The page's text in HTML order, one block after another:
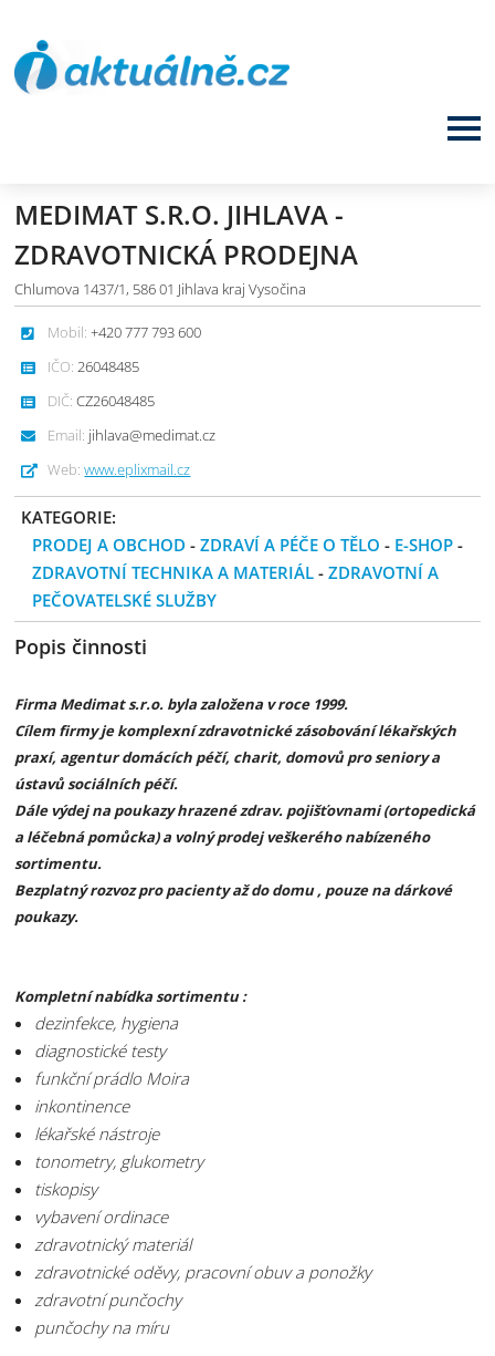
MEDIMAT S.R.O. JIHLAVA -
ZDRAVOTNICKÁ PRODEJNA
Chlumova 1437/1, 586 01 Jihlava kraj Vysočina
Mobil: +420 777 793 600
IČO: 26048485
DIČ: CZ26048485
Email: jihlava@medimat.cz
Web: www.eplixmail.cz
KATEGORIE:
PRODEJ A OBCHOD -ZDRAVÍ A PÉČE O TĚLO - E-SHOP -
ZDRAVOTNÍ TECHNIKA A MATERIÁL -ZDRAVOTNÍ A
PEČOVATELSKÉ SLUŽBY
Popis činnosti
Firma Medimat s.r.o. byla založena v roce 1999.
Cílem firmy je komplexní zdravotnické zásobování lékařských
praxí, agentur domácích péčí, charit, domovů pro seniory a
ústavů sociálních péčí.
Dále výdej na poukazy hrazené zdrav. pojišťovnami (ortopedická
a léčebná pomůcka) a volný prodej veškerého nabízeného
sortimentu.
Bezplatný rozvoz pro pacienty až do domu , pouze na dárkové
poukazy.
Kompletní nabídka sortimentu :
dezinfekce, hygiena
diagnostické testy
funkční prádlo Moira
inkontinence
lékařské nástroje
tonometry, glukometry
tiskopisy
vybavení ordinace
zdravotnický materiál
zdravotnické oděvy, pracovní obuv a ponožky
zdravotní punčochy
punčochy na míru